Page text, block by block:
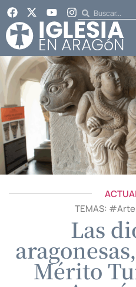
TEMAS: #
Las
Mérito